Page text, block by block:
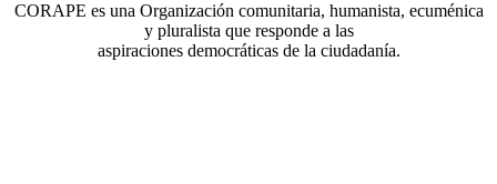
CORAPE es una Organización comunitaria, humanista, ecuménica
y pluralista que responde a las
aspiraciones democráticas de la ciudadanía.